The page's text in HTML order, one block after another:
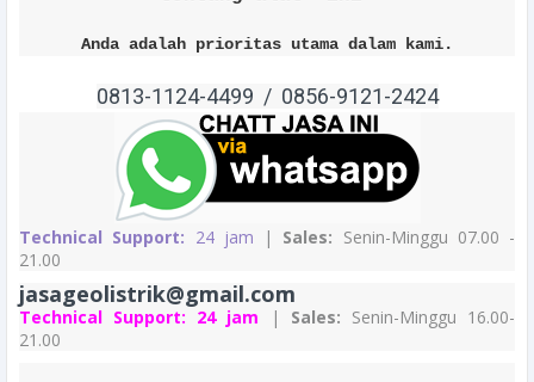
Anda adalah prioritas utama dalam kami.
0813-1124-4499 / 0856-9121-2424
Technical Support: 24 jam | Sales: Senin-Minggu 07.00 -
21.00
jasageolistrik@gmail.com
Technical Support: 24 jam | Sales: Senin-Minggu 16.00-
21.00